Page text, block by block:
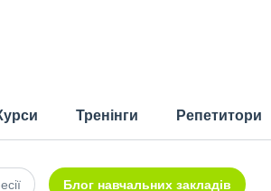
Тренінги Репетитори
Блог навчальних закладів